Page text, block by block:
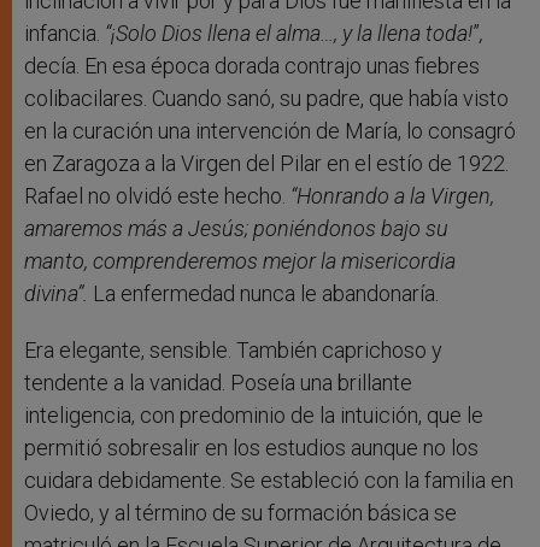
infancia. “¡Solo Dios llena el alma…, y la llena toda!”,
decía. En esa época dorada contrajo unas fiebres
colibacilares. Cuando sanó, su padre, que había visto
en la curación una intervención de María, lo consagró
en Zaragoza a la Virgen del Pilar en el estío de 1922.
Rafael no olvidó este hecho. “Honrando a la Virgen,
amaremos más a Jesús; poniéndonos bajo su
manto, comprenderemos mejor la misericordia
divina”. La enfermedad nunca le abandonaría.
Era elegante, sensible. También caprichoso y
tendente a la vanidad. Poseía una brillante
inteligencia, con predominio de la intuición, que le
permitió sobresalir en los estudios aunque no los
cuidara debidamente. Se estableció con la familia en
Oviedo, y al término de su formación básica se